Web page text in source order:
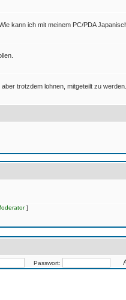
kann ich mit meinem PC/PDA
trotzdem lohnen, mitgeteilt zu werden.
]
Passwort: